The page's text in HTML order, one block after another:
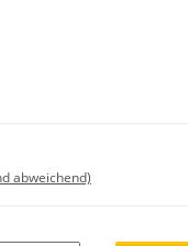
abweichend)